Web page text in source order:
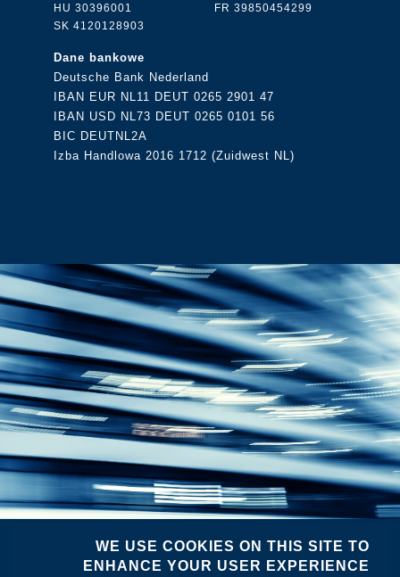
HU 30396001
FR 39850454299
SK 4120128903
Dane bankowe
Deutsche Bank Nederland
IBAN EUR NL11 DEUT 0265 2901 47
IBAN USD NL73 DEUT 0265 0101 56
BIC DEUTNL2A
Izba Handlowa 2016 1712 (Zuidwest NL)
WE USE COOKIES ON THIS SITE TO
ENHANCE YOUR USER EXPERIENCE